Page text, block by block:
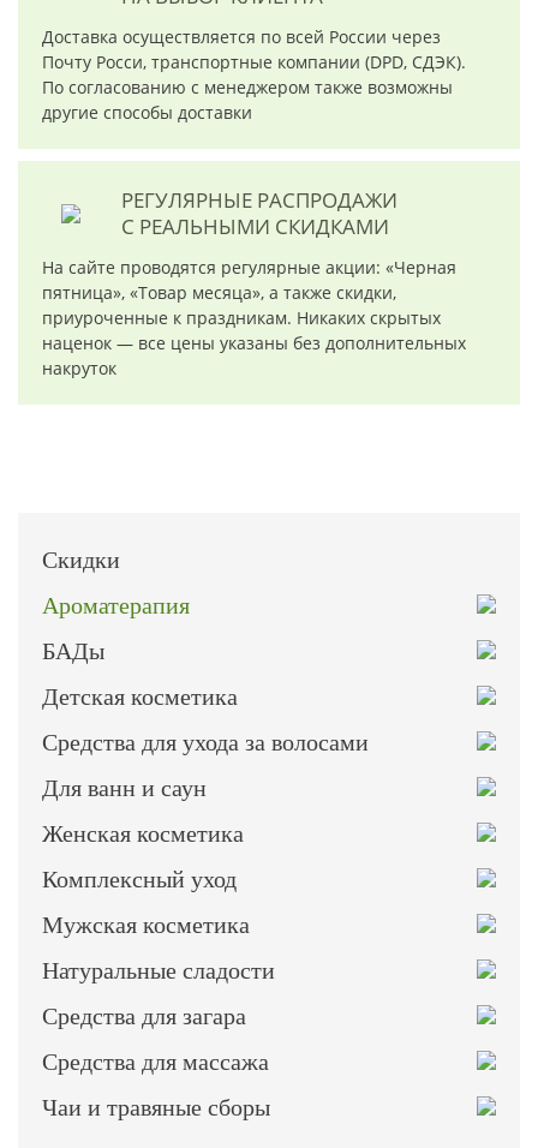
Скидки
Ароматерапия
БАДы
Детская косметика
Средства для ухода за волосами
Для ванн и саун
Женская косметика
Комплексный уход
Мужская косметика
Натуральные сладости
Средства для загара
Средства для массажа
Чаи и травяные сборы
Доставка осуществляется по всей России через
Почту Росси, транспортные компании (DPD, СДЭК).
По согласованию с менеджером также возможны
другие способы доставки
РЕГУЛЯРНЫЕ РАСПРОДАЖИ
С РЕАЛЬНЫМИ СКИДКАМИ
На сайте проводятся регулярные акции: «Черная
пятница», «Товар месяца», а также скидки,
приуроченные к праздникам. Никаких скрытых
наценок — все цены указаны без дополнительных
накруток